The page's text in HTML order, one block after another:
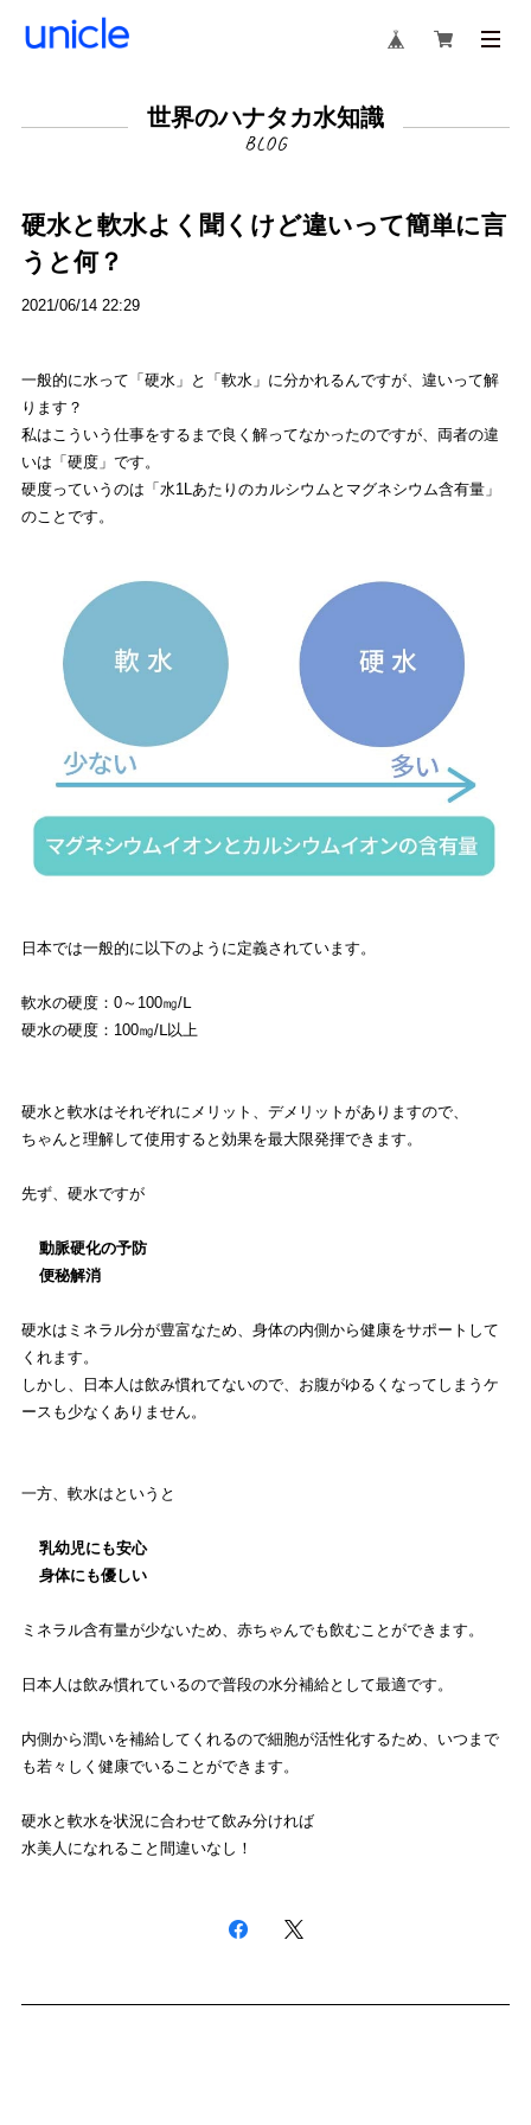
世界のハナタカ水知識
硬水と軟水よく聞くけど違いって簡単に言
うと何？
2021/06/14 22:29
一般的に水って「硬水」と「軟水」に分かれるんですが、 違いって解
ります？
私はこういう仕事をするまで良く解ってなかったのですが、 両者の違
いは「硬度」です。
硬度っていうのは「 水1Lあたりのカルシウムとマグネシウム含有量」
のことです。
日本では一般的に以下のように定義されています。
軟水の硬度：0～100㎎/Ⅼ
硬水の硬度：100㎎/Ⅼ以上
硬水と軟水はそれぞれにメリット、デメリットがありますので、
ちゃんと理解して使用すると効果を最大限発揮できます。
先ず、硬水ですが
動脈硬化の予防
便秘解消
硬水はミネラル分が豊富なため、 身体の内側から健康をサポートして
くれます。
しかし、
日本人は飲み慣れてないので、 お腹がゆるくなってしまうケ
ースも少なくありません。
一方、軟水はというと
乳幼児にも安心
身体にも優しい
ミネラル含有量が少ないため、赤ちゃんでも飲むことができます。
日本人は飲み慣れているので普段の水分補給として最適です。
内側から潤いを補給してくれるので細胞が活性化するため、 いつまで
も若々しく健康でいることができます。
硬水と軟水を状況に合わせて飲み分ければ
水美人になれること間違いなし！